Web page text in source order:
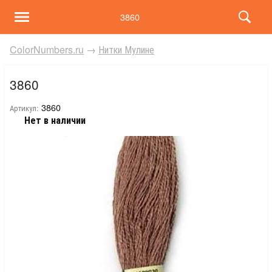
3860
ColorNumbers.ru → Нитки Мулине
3860
Артикул: 3860
Нет в наличии